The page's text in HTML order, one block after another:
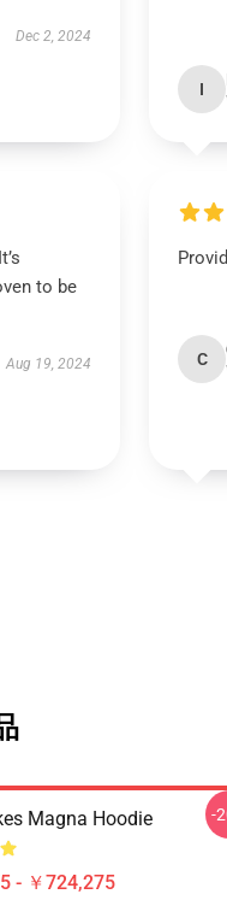
Dec 2, 2024
I
to be
Aug 19, 2024 C
Magna Hoodie
- ￥724,275
-